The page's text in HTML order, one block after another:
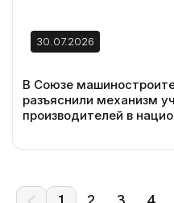
30.07.2026
В Союзе
разъяснили механизм
производителей в